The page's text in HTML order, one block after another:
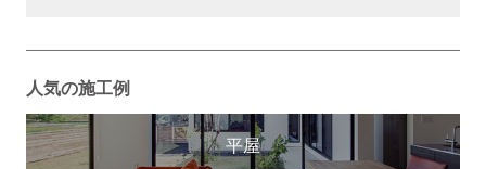
人気の施工例
平屋